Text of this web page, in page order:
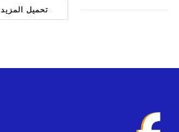
تحميل المزيد